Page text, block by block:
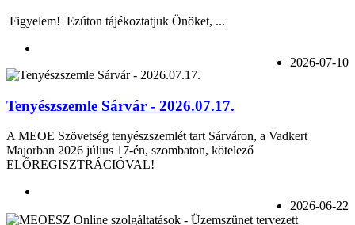
Figyelem! Ezúton tájékoztatjuk Önöket, ...
2026-07-10
Tenyészszemle Sárvár - 2026.07.17.
A MEOE Szövetség tenyészszemlét tart Sárváron, a Vadkert
Majorban 2026 július 17-én, szombaton, kötelező
ELŐREGISZTRÁCIÓVAL!
2026-06-22